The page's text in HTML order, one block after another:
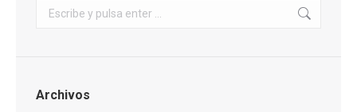
Buscar:
Archivos